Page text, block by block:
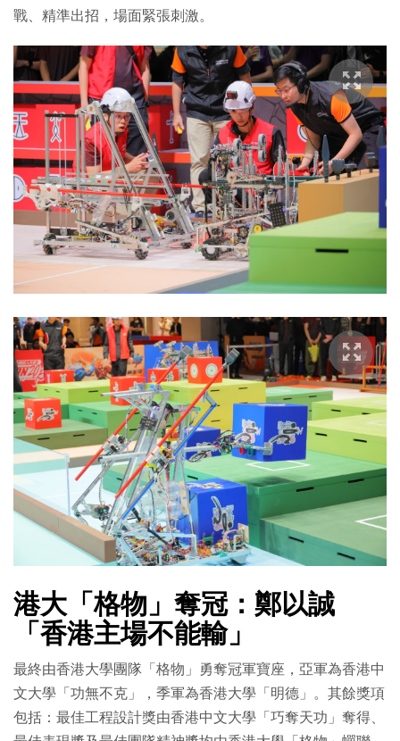
戰、精準出招，場面緊張刺激。
港大「格物」奪冠：鄭以誠
「香港主場不能輸」
最終由香港大學團隊「格物」勇奪冠軍寶座，亞軍為香港中
文大學「功無不克」，季軍為香港大學「明德」。其餘獎項
包括：最佳工程設計獎由香港中文大學「巧奪天功」奪得、